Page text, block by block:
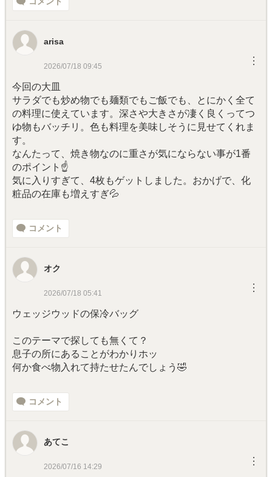
arisa
2026/07/18 09:45 ︙
今回の大皿
サラダでも炒め物でも麺類でもご飯でも、とにかく全て
の料理に使えています。深さや大きさが凄く良くってつ
ゆ物もバッチリ。色も料理を美味しそうに見せてくれま
す。
なんたって、焼き物なのに重さが気にならない事が1番
のポイント☝️
気に入りすぎて、4枚もゲットしました。おかげで、化
粧品の在庫も増えすぎ💦
コメント
オク
2026/07/18 05:41 ︙
ウェッジウッドの保冷バッグ
このテーマで探しても無くて？
息子の所にあることがわかりホッ
何か食べ物入れて持たせたんでしょう🤣
コメント
あてこ
2026/07/16 14:29 ︙